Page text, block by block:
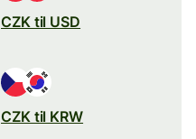
CZK til USD
CZK til KRW